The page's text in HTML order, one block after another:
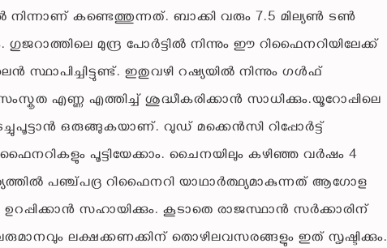
നിന്നാണ് കണ്ടെത്തുന്നത്. ബാക്കി വരും 7.5 മില്യൺ ടൺ
മുന്ദ്ര പോർട്ടിൽ നിന്നും ഈ റിഫൈനറിയിലേക്ക്
സ്ഥാപിച്ചിട്ടുണ്ട്. ഇതുവഴി റഷ്യയിൽ നിന്നും ഗൾഫ്
എണ്ണ എത്തിച്ച് ശുദ്ധീകരിക്കാൻ സാധിക്കും.യൂറോപ്പിലെ
ഒരുങ്ങുകയാണ്. വുഡ് മക്കെൻസി റിപ്പോർട്ട്
പൂട്ടിയേക്കാം. ചൈനയിലും കഴിഞ്ഞ വർഷം 4
പഞ്ച്പദ്ര റിഫൈനറി യാഥാർത്ഥ്യമാകുന്നത് ആഗോള
സഹായിക്കും. കൂടാതെ രാജസ്ഥാൻ സർക്കാരിന്
ലക്ഷക്കണക്കിന് തൊഴിലവസരങ്ങളും ഇത് സൃഷ്ടിക്കും.